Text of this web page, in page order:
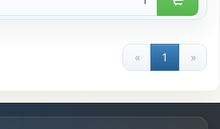
« 1 »